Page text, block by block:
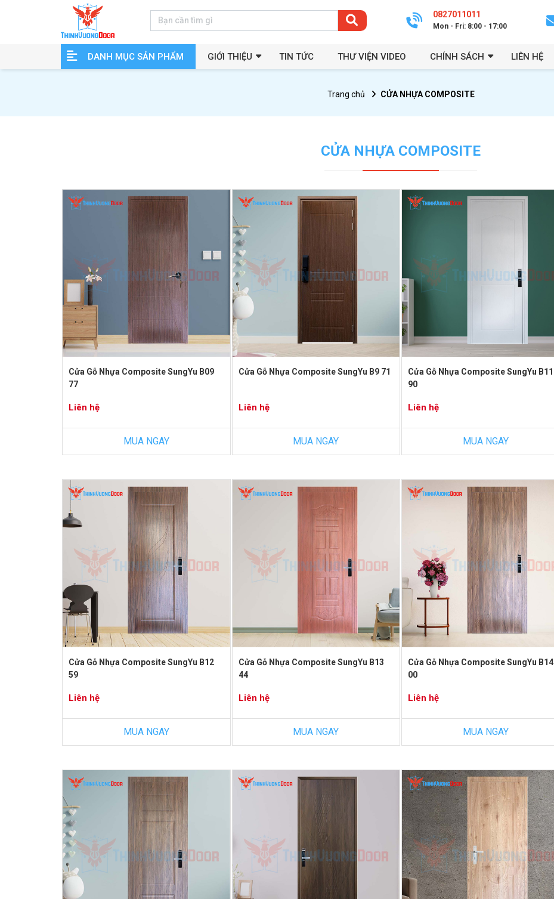
0827011011
Mon - Fri: 8:00 - 17:00
DANH MỤC SẢN PHẨM GIỚI THIỆU TIN TỨC THƯ VIỆN VIDEO CHÍNH SÁCH LIÊN HỆ
Trang chủ CỬA NHỰA COMPOSITE
CỬA NHỰA COMPOSITE
Cửa Gỗ Nhựa Composite SungYu B09
77
Liên hệ
MUA NGAY
Cửa Gỗ Nhựa Composite SungYu B9 71
Liên hệ
MUA NGAY
Cửa Gỗ Nhựa Composite SungYu B11
90
Liên hệ
MUA NGAY
Cửa Gỗ Nhựa Composite SungYu B12
59
Liên hệ
MUA NGAY
Cửa Gỗ Nhựa Composite SungYu B13
44
Liên hệ
MUA NGAY
Cửa Gỗ Nhựa Composite SungYu B14
00
Liên hệ
MUA NGAY